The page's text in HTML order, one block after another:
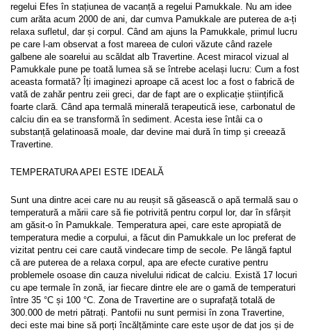
regelui Efes în stațiunea de vacanță a regelui Pamukkale. Nu am idee
cum arăta acum 2000 de ani, dar cumva Pamukkale are puterea de a-ți
relaxa sufletul, dar și corpul. Când am ajuns la Pamukkale, primul lucru
pe care l-am observat a fost mareea de culori văzute când razele
galbene ale soarelui au scăldat alb Travertine. Acest miracol vizual al
Pamukkale pune pe toată lumea să se întrebe același lucru: Cum a fost
aceasta formată? Îți imaginezi aproape că acest loc a fost o fabrică de
vată de zahăr pentru zeii greci, dar de fapt are o explicație științifică
foarte clară. Când apa termală minerală terapeutică iese, carbonatul de
calciu din ea se transformă în sediment. Acesta iese întâi ca o
substanță gelatinoasă moale, dar devine mai dură în timp și creează
Travertine.
TEMPERATURA APEI ESTE IDEALĂ
Sunt una dintre acei care nu au reușit să găsească o apă termală sau o
temperatură a mării care să fie potrivită pentru corpul lor, dar în sfârșit
am găsit-o în Pamukkale. Temperatura apei, care este apropiată de
temperatura medie a corpului, a făcut din Pamukkale un loc preferat de
vizitat pentru cei care caută vindecare timp de secole. Pe lângă faptul
că are puterea de a relaxa corpul, apa are efecte curative pentru
problemele osoase din cauza nivelului ridicat de calciu. Există 17 locuri
cu ape termale în zonă, iar fiecare dintre ele are o gamă de temperaturi
între 35 °C și 100 °C. Zona de Travertine are o suprafață totală de
300.000 de metri pătrați. Pantofii nu sunt permisi în zona Travertine,
deci este mai bine să porți încălțăminte care este ușor de dat jos și de